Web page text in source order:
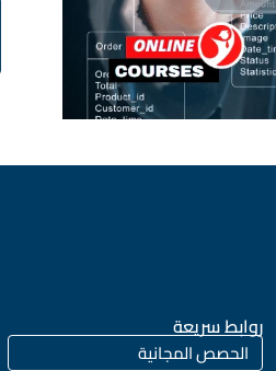
روابط سريعة
الحصص المجانية